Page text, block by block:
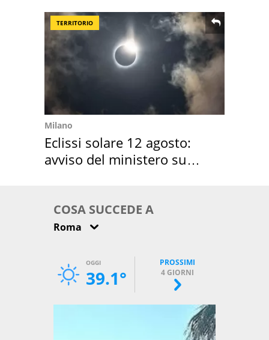
TERRITORIO
Milano
Eclissi solare 12 agosto:
avviso del ministero su